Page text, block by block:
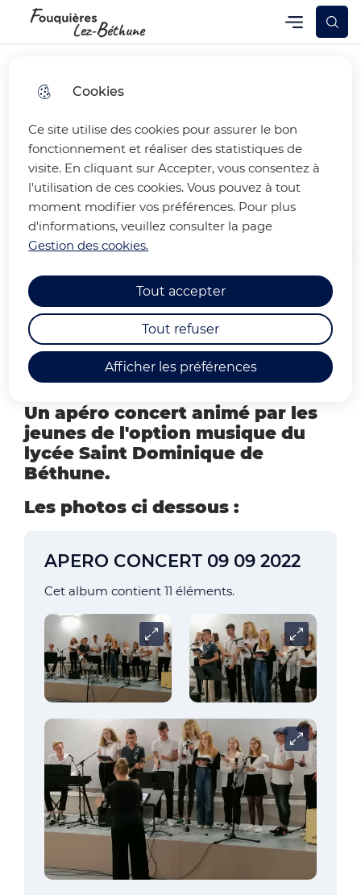
Cookies
Ce site utilise des cookies pour assurer le bon
fonctionnement et réaliser des statistiques de
visite. En cliquant sur Accepter, vous consentez à
l'utilisation de ces cookies. Vous pouvez à tout
moment modifier vos préférences. Pour plus
d'informations, veuillez consulter la page
Gestion des cookies.
Afficher les préférences
Tout accepter
Tout refuser
Skip
menu
to
search
principal
Skip to
site
map
Fouquières-lez-Béthune Menu principal
Menu
APERO CONCERT DU 09 09
2022
Deuxième édition de l'apéro
concert dans le cadre de la Fête
au village
Un apéro concert animé par les
jeunes de l'option musique du
lycée Saint Dominique de
Béthune.
Les photos ci dessous :
APERO CONCERT 09 09 2022
Cet album contient 11 éléments.
Carrousel Carrousel
Carrousel